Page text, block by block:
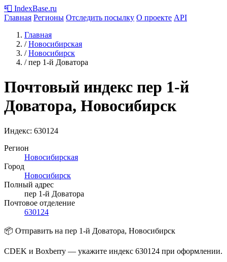
📮 IndexBase.ru
Главная Регионы Отследить посылку О проекте API
Главная
/ Новосибирская
/ Новосибирск
/ пер 1-й Доватора
Почтовый индекс пер 1-й
Доватора, Новосибирск
Индекс: 630124
Регион
Новосибирская
Город
Новосибирск
Полный адрес
пер 1-й Доватора
Почтовое отделение
630124
📦 Отправить на пер 1-й Доватора, Новосибирск
CDEK и Boxberry — укажите индекс 630124 при оформлении.